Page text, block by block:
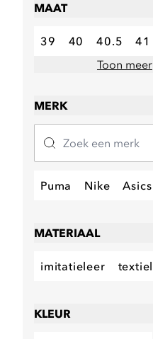
MAAT
39 40 40.5 41
Toon meer
MERK
Puma Nike Asics
MATERIAAL
imitatieleer textiel
KLEUR